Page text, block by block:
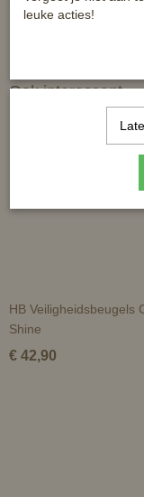
Ook interessant
HB Veiligheidsbeugels
Shine
€ 42,90
leuke acties!